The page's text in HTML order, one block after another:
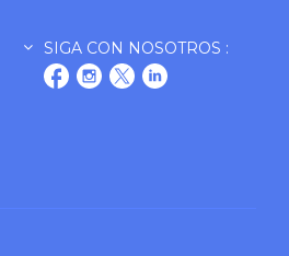
SIGA CON NOSOTROS :